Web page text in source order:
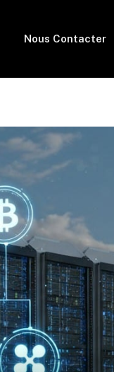
Nous Contacter